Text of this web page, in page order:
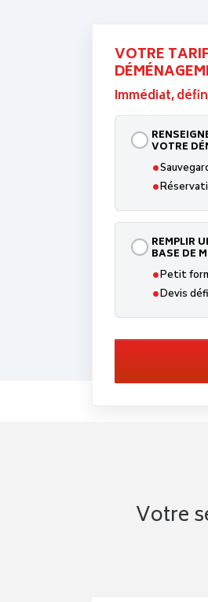
VOTRE
Immédiat,
VOTRE
•
•
REMPLIR
BASE DE
•Petit
•Devis
Votre